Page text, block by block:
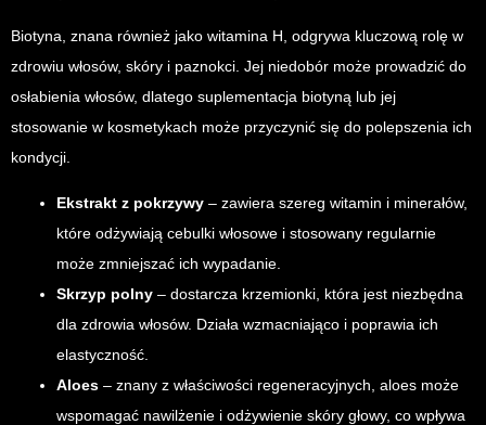
Biotyna, znana również jako witamina H, odgrywa kluczową rolę w
zdrowiu włosów, skóry i paznokci. Jej niedobór może prowadzić do
osłabienia włosów, dlatego suplementacja biotyną lub jej
stosowanie w kosmetykach może przyczynić się do polepszenia ich
kondycji.
Ekstrakt z pokrzywy – zawiera szereg witamin i minerałów,
które odżywiają cebulki włosowe i stosowany regularnie
może zmniejszać ich wypadanie.
Skrzyp polny – dostarcza krzemionki, która jest niezbędna
dla zdrowia włosów. Działa wzmacniająco i poprawia ich
elastyczność.
Aloes – znany z właściwości regeneracyjnych, aloes może
wspomagać nawilżenie i odżywienie skóry głowy, co wpływa